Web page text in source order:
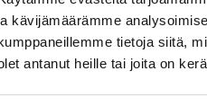
kävijämäärämme
tietoja siitä,
antanut heille tai joita on
keskeisistä